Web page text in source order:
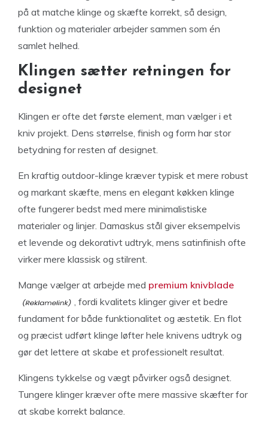
på at matche klinge og skæfte korrekt, så design,
funktion og materialer arbejder sammen som én
samlet helhed.
Klingen sætter retningen for
designet
Klingen er ofte det første element, man vælger i et
kniv projekt. Dens størrelse, finish og form har stor
betydning for resten af designet.
En kraftig outdoor-klinge kræver typisk et mere robust
og markant skæfte, mens en elegant køkken klinge
ofte fungerer bedst med mere minimalistiske
materialer og linjer. Damaskus stål giver eksempelvis
et levende og dekorativt udtryk, mens satinfinish ofte
virker mere klassisk og stilrent.
Mange vælger at arbejde med premium knivblade
, fordi kvalitets klinger giver et bedre
fundament for både funktionalitet og æstetik. En flot
og præcist udført klinge løfter hele knivens udtryk og
gør det lettere at skabe et professionelt resultat.
Klingens tykkelse og vægt påvirker også designet.
Tungere klinger kræver ofte mere massive skæfter for
at skabe korrekt balance.